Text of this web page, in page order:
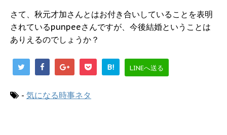
さて、秋元才加さんとはお付き合いしていることを表明
されているpunpeeさんですが、今後結婚ということは
ありえるのでしょうか？
B! LINEへ送る
- 気になる時事ネタ